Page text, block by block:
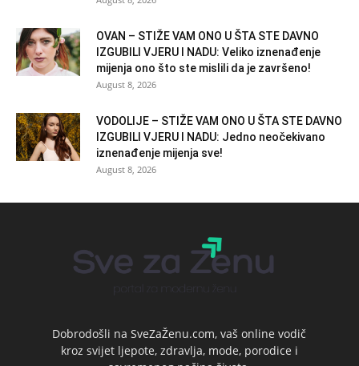
OVAN – STIŽE VAM ONO U ŠTA STE DAVNO
IZGUBILI VJERU I NADU: Veliko iznenađenje
mijenja ono što ste mislili da je završeno!
August 8, 2026
VODOLIJE – STIŽE VAM ONO U ŠTA STE DAVNO
IZGUBILI VJERU I NADU: Jedno neočekivano
iznenađenje mijenja sve!
August 8, 2026
Dobrodošli na SveZaŽenu.com, vaš online vodič
kroz svijet ljepote, zdravlja, mode, porodice i